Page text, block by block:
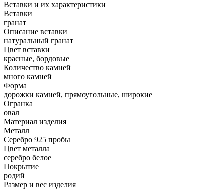
Вставки и их характеристики
Вставки
гранат
Описание вставки
натуральный гранат
Цвет вставки
красные, бордовые
Количество камней
много камней
Форма
дорожки камней, прямоугольные, широкие
Огранка
овал
Материал изделия
Металл
Серебро 925 пробы
Цвет металла
серебро белое
Покрытие
родий
Размер и вес изделия